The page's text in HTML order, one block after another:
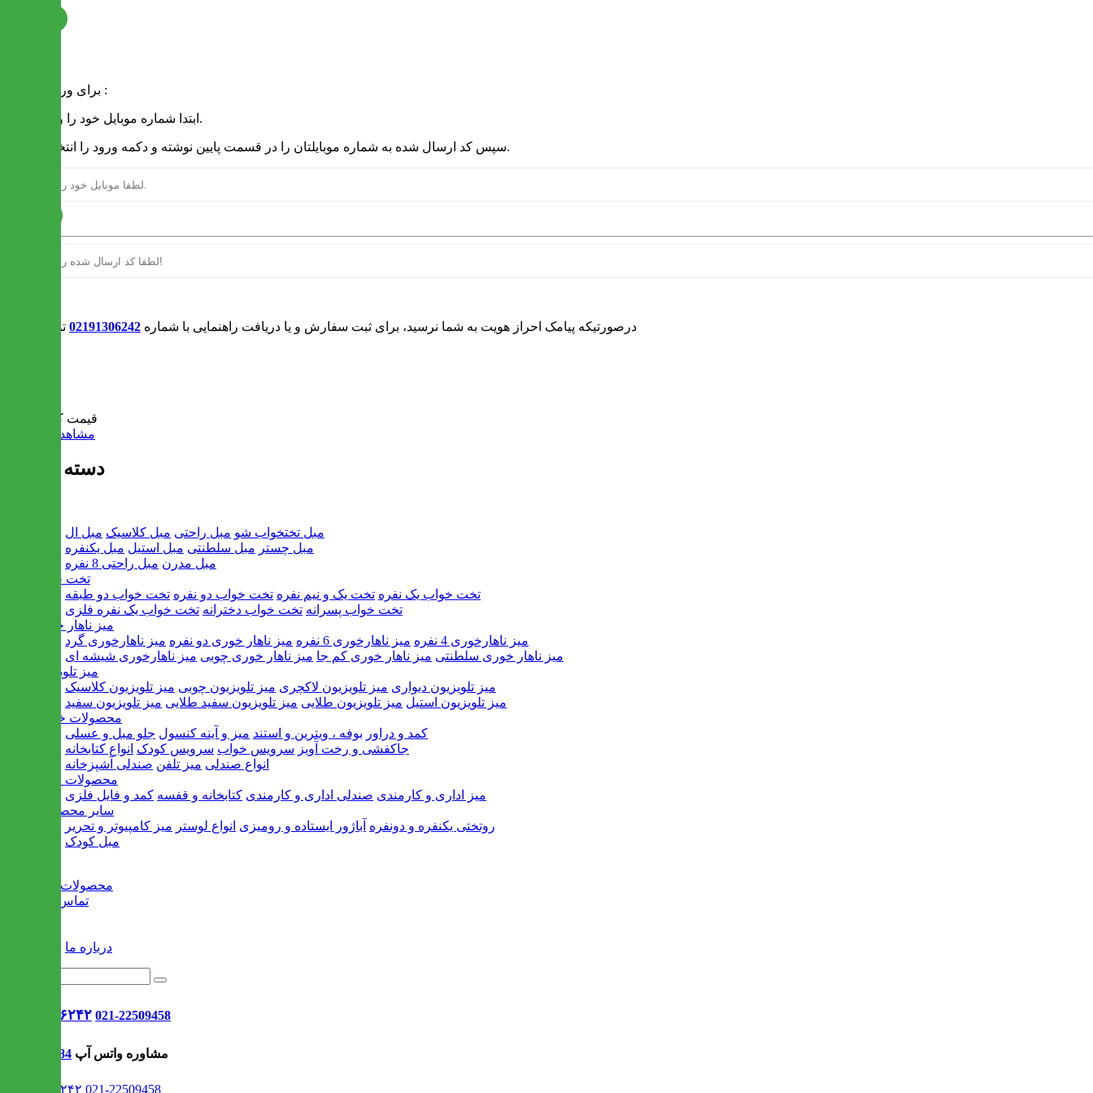
برای ورود به سایت :
1 - ابتدا شماره موبایل خود را وارد کنید.
2 - سپس کد ارسال شده به شماره موبایلتان را در قسمت پایین نوشته و دکمه ورود را انتخاب کنید.
درصورتیکه پیامک احراز هویت به شما نرسید، برای ثبت سفارش و یا دریافت راهنمایی با شماره 02191306242 تماس بگیرید
قیمت کل:
مشاهده سبد خرید
دسته بندی ها
مبل تختخواب شو مبل راحتی مبل کلاسیک مبل ال
مبل چستر مبل سلطنتی مبل استیل مبل یکنفره
مبل مدرن مبل راحتی 8 نفره
تخت خواب
تخت خواب یک نفره تخت یک و نیم نفره تخت خواب دو نفره تخت خواب دو طبقه
تخت خواب پسرانه تخت خواب دخترانه تخت خواب یک نفره فلزی
میز ناهار خوری
میز ناهارخوری 4 نفره
میز ناهارخوری 6 نفره میز ناهار خوری دو نفره میز ناهارخوری گرد
میز ناهار خوری سلطنتی میز ناهار خوری کم جا میز ناهار خوری چوبی میز ناهارخوری شیشه ای
میز تلویزیون
میز تلویزیون دیواری میز تلویزیون لاکچری میز تلویزیون چوبی میز تلویزیون کلاسیک
میز تلویزیون استیل میز تلویزیون طلایی میز تلویزیون سفید طلایی میز تلویزیون سفید
محصولات خانگی
کمد و دراور بوفه ، ویترین و استند میز و آینه کنسول جلو مبل و عسلی
جاکفشی و رخت آویز سرویس خواب سرویس کودک انواع کتابخانه
انواع صندلی میز تلفن صندلی آشپزخانه
محصولات اداری
میز اداری و کارمندی صندلی اداری و کارمندی کتابخانه و قفسه کمد و فایل فلزی
سایر محصولات
روتختی یکنفره و دونفره آباژور ایستاده و رومیزی انواع لوستر میز کامپیوتر و تحریر
مبل کودک
محصولات جدید
تماس با ما
درباره ما
021-۹۱۳۰۶۲۴۲ 021-22509458
09302308484 مشاوره واتس آپ
021-۹۱۳۰۶۲۴۲ 021-22509458